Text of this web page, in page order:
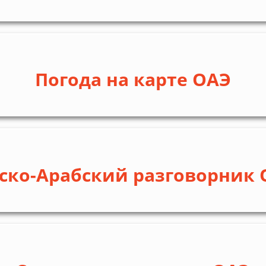
Погода на карте ОАЭ
Арабский разговорник